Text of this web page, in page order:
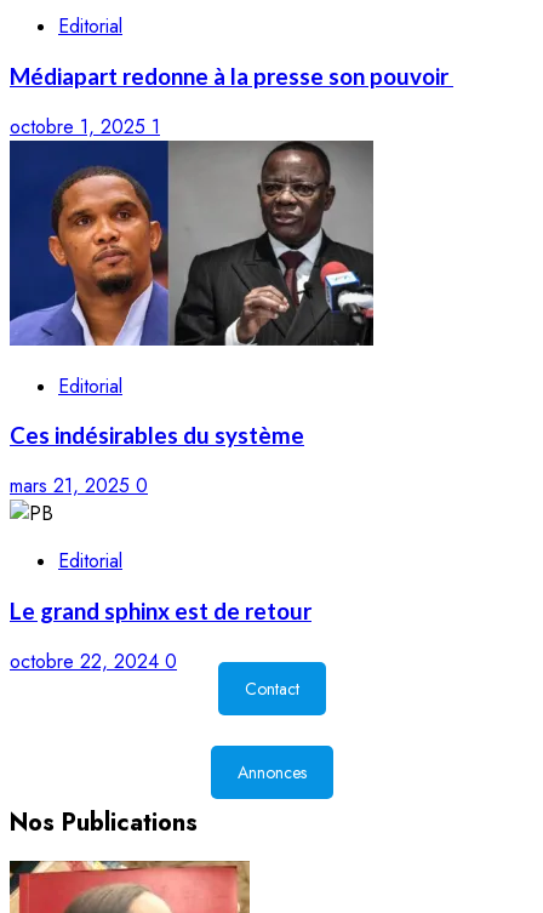
Editorial
Médiapart redonne à la presse son pouvoir
octobre 1, 2025 1
Editorial
Ces indésirables du système
mars 21, 2025 0
Editorial
Le grand sphinx est de retour
octobre 22, 2024 0
Contact
Annonces
Nos Publications